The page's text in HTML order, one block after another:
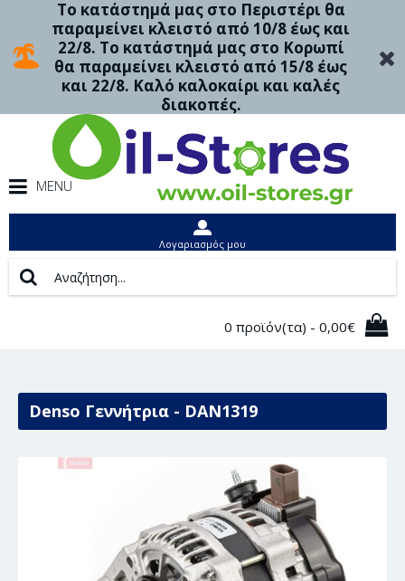
Το κατάστημά μας στο Περιστέρι θα
παραμείνει κλειστό από 10/8 έως και
22/8. Το κατάστημά μας στο Κορωπί
θα παραμείνει κλειστό από 15/8 έως
και 22/8. Καλό καλοκαίρι και καλές
διακοπές.
MENU
Λογαριασμός μου
0 προϊόν(τα) - 0,00€
Denso Γεννήτρια - DAN1319